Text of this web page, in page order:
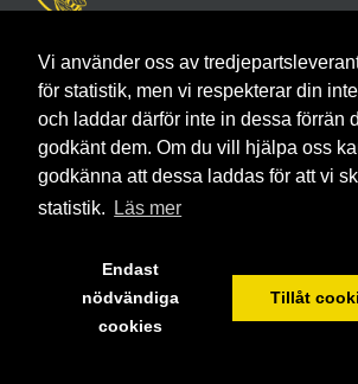
Vi använder oss av
för statistik, men vi respekterar din
och laddar därför inte in dessa förrän
godkänt dem. Om du vill hjälpa oss
godkänna att dessa laddas för att vi
statistik.
Läs mer
Endast
nödvändiga
cookies
Tillåt
Sveriges Biodlares
Borgmästaregatan 26, 596 34
Telefon 0142- 48 20 00, E-post:
Köpvillkor för